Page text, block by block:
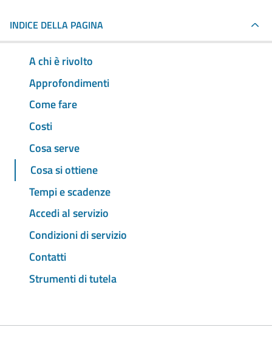
INDICE DELLA PAGINA
A chi è rivolto
Approfondimenti
Come fare
Costi
Cosa serve
Cosa si ottiene
Tempi e scadenze
Accedi al servizio
Condizioni di servizio
Contatti
Strumenti di tutela